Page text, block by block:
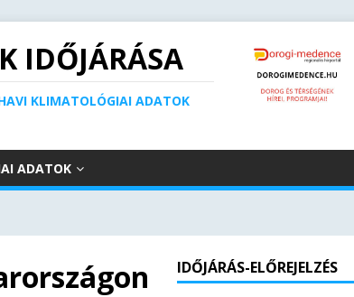
IDŐJÁRÁSA
HAVI KLIMATOLÓGIAI ADATOK
ADATOK
IDŐJÁRÁS-ELŐREJELZÉS